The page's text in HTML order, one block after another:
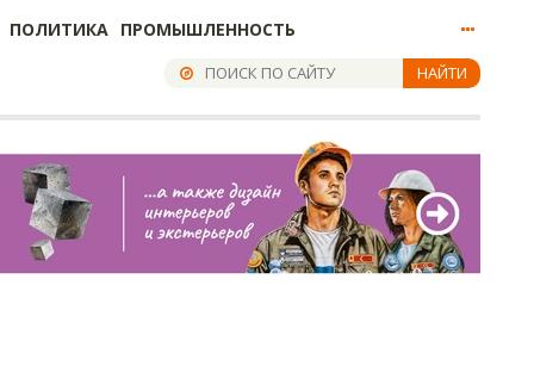
ПОЛИТИКА ПРОМЫШЛЕННОСТЬ
НАЙТИ